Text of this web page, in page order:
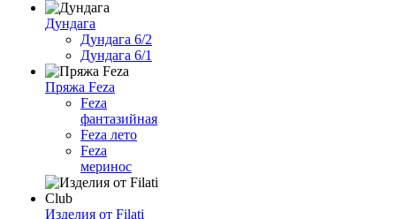
Дундага
Дундага 6/2
Дундага 6/1
Пряжа Feza
Feza
фантазийная
Feza лето
Feza
меринос
Изделия от Filati